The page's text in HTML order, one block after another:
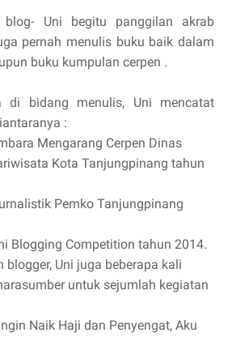
Uni begitu panggilan akrab
pernah menulis buku baik dalam
buku kumpulan cerpen .
di bidang menulis, Uni mencatat
:
Mengarang Cerpen Dinas
Kota Tanjungpinang tahun
Pemko Tanjungpinang
Blogging Competition tahun 2014.
blogger, Uni juga beberapa kali
untuk sejumlah kegiatan
Naik Haji dan Penyengat, Aku